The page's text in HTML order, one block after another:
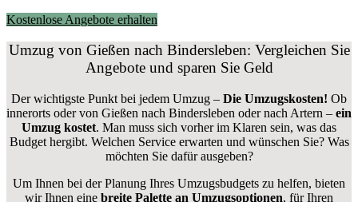
Kostenlose Angebote erhalten
Umzug von Gießen nach Bindersleben: Vergleichen Sie
Angebote und sparen Sie Geld
Der wichtigste Punkt bei jedem Umzug – Die Umzugskosten! Ob
innerorts oder von Gießen nach Bindersleben oder nach Artern – ein
Umzug kostet. Man muss sich vorher im Klaren sein, was das
Budget hergibt. Welchen Service erwarten und wünschen Sie? Was
möchten Sie dafür ausgeben?
Um Ihnen bei der Planung Ihres Umzugsbudgets zu helfen, bieten
wir Ihnen eine breite Palette an Umzugsoptionen, für Ihren